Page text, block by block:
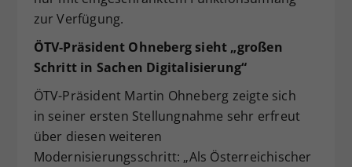
zur Verfügung.
ÖTV-Präsident Ohneberg sieht „großen
Schritt in Sachen Digitalisierung“
ÖTV-Präsident Martin Ohneberg zeigte sich
in seiner ersten Stellungnahme sehr erfreut
über diesen weiteren
Modernisierungsschritt: „Als Österreichischer